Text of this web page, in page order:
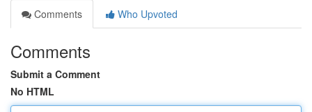
Comments
Who Upvoted
Comments
Submit a Comment
No HTML